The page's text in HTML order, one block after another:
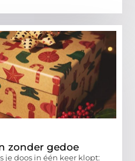
zonder gedoe
je doos in één keer klopt: